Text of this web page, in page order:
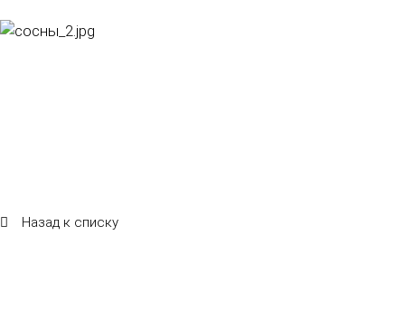
Назад к списку